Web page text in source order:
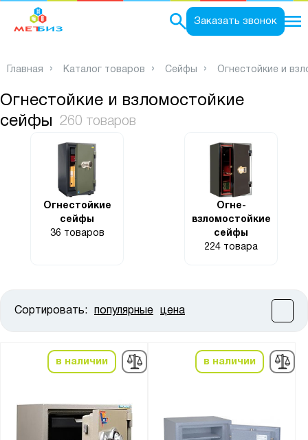
Заказать звонок
Главная Каталог товаров Сейфы Огнестойкие и
Огнестойкие и взломостойкие
сейфы
260 товаров
Огнестойкие
сейфы
36 товаров
Огне-
взломостойкие
сейфы
224 товара
Сортировать: популярные цена
в наличии в наличии
от до